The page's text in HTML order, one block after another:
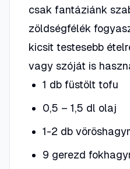
csak fantáziánk
zöldségfélék
kicsit testesebb
vagy szóját is
1 db füstölt tofu
0,5 – 1,5 dl olaj
1-2 db
9 gerezd